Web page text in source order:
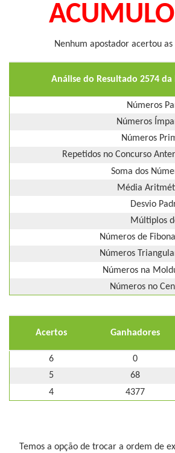
Nenhum apostador acertou as
Análise do Resultado 2574 da
Números
Números
Números
Repetidos no Concurso
Soma dos
Média
Desvio
Múltiplos
Números de
Números
Números na
Números no
Acertos Ganhadores
6 0
5
68
4
4377
Temos a opção de trocar a ordem de